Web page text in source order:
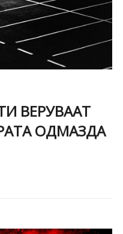
ВЕРУВААТ
ОДМАЗДА